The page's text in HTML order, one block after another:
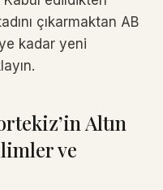
çıkarmaktan AB
kadar yeni
Altın
ve